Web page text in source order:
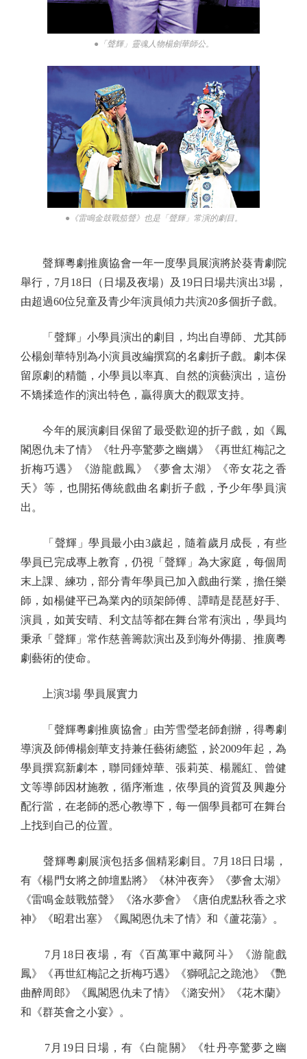
●「聲輝」靈魂人物楊劍華師公。
●《雷鳴金鼓戰笳聲》也是「聲輝」常演的劇目。
聲輝粵劇推廣協會一年一度學員展演將於葵青劇院
舉行，7月18日（日場及夜場）及19日日場共演出3場，
由超過60位兒童及青少年演員傾力共演20多個折子戲。
「聲輝」小學員演出的劇目，均出自導師、尤其師
公楊劍華特別為小演員改編撰寫的名劇折子戲。劇本保
留原劇的精髓，小學員以率真、自然的演藝演出，這份
不矯揉造作的演出特色，贏得廣大的觀眾支持。
今年的展演劇目保留了最受歡迎的折子戲，如《鳳
閣恩仇未了情》《牡丹亭驚夢之幽媾》《再世紅梅記之
折梅巧遇》《游龍戲鳳》《夢會太湖》《帝女花之香
夭》等，也開拓傳統戲曲名劇折子戲，予少年學員演
出。
「聲輝」學員最小由3歲起，隨着歲月成長，有些
學員已完成專上教育，仍視「聲輝」為大家庭，每個周
末上課、練功，部分青年學員已加入戲曲行業，擔任樂
師，如楊健平已為業內的頭架師傅、譚晴是琵琶好手、
演員，如黃安晴、利文喆等都在舞台常有演出，學員均
秉承「聲輝」常作慈善籌款演出及到海外傳揚、推廣粵
劇藝術的使命。
上演3場 學員展實力
「聲輝粵劇推廣協會」由芳雪瑩老師創辦，得粵劇
導演及師傅楊劍華支持兼任藝術總監，於2009年起，為
學員撰寫新劇本，聯同鍾焯華、張莉英、楊麗紅、曾健
文等導師因材施教，循序漸進，依學員的資質及興趣分
配行當，在老師的悉心教導下，每一個學員都可在舞台
上找到自己的位置。
聲輝粵劇展演包括多個精彩劇目。7月18日日場，
有《楊門女將之帥壇點將》《林沖夜奔》《夢會太湖》
《雷鳴金鼓戰笳聲》《洛水夢會》《唐伯虎點秋香之求
神》《昭君出塞》《鳳閣恩仇未了情》和《蘆花蕩》。
7月18日夜場，有《百萬軍中藏阿斗》《游龍戲
鳳》《再世紅梅記之折梅巧遇》《獅吼記之跪池》《艷
曲醉周郎》《鳳閣恩仇未了情》《潞安州》《花木蘭》
和《群英會之小宴》。
7月19日日場，有《白龍關》《牡丹亭驚夢之幽